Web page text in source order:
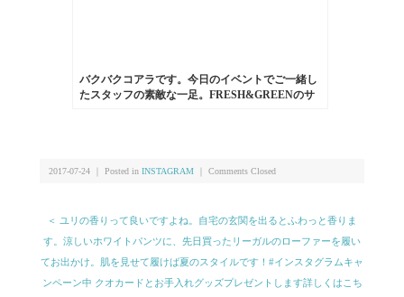
バクバクコアラです。今日のイベントでご一緒し
たスタッフの素敵な一足。FRESH&GREENのサ
2017-07-24 ｜ Posted in INSTAGRAM Comments Closed
＜ ユリの香りって良いですよね。自宅の玄関を出るとふわっと香りま
す。涼しいホワイトパンツに、先日買ったリーガルのローファーを履い
てお出かけ。肌を見せて履けば夏のスタイルです！#インスタグラムキャ
ンペーン中 クオカードとお手入れグッズプレゼントします詳しくはこち